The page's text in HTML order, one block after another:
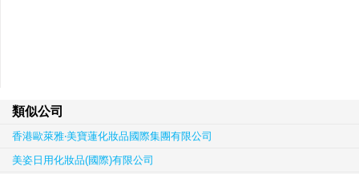
類似公司
香港歐萊雅‧美寶蓮化妝品國際集團有限公司
美姿日用化妝品(國際)有限公司